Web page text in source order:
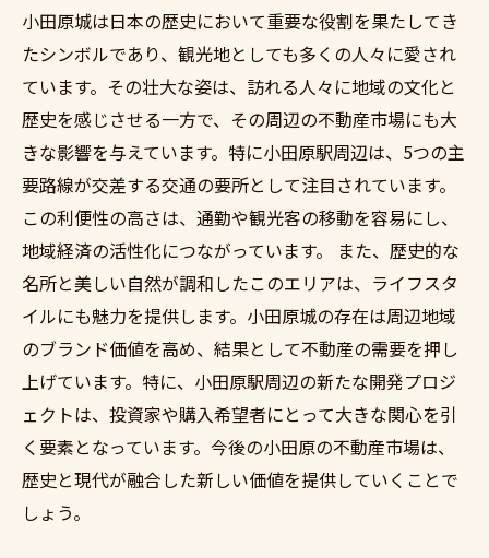
小田原城は日本の歴史において重要な役割を果たしてき
たシンボルであり、観光地としても多くの人々に愛され
ています。その壮大な姿は、訪れる人々に地域の文化と
歴史を感じさせる一方で、その周辺の不動産市場にも大
きな影響を与えています。特に小田原駅周辺は、5つの主
要路線が交差する交通の要所として注目されています。
この利便性の高さは、通勤や観光客の移動を容易にし、
地域経済の活性化につながっています。 また、歴史的な
名所と美しい自然が調和したこのエリアは、ライフスタ
イルにも魅力を提供します。小田原城の存在は周辺地域
のブランド価値を高め、結果として不動産の需要を押し
上げています。特に、小田原駅周辺の新たな開発プロジ
ェクトは、投資家や購入希望者にとって大きな関心を引
く要素となっています。今後の小田原の不動産市場は、
歴史と現代が融合した新しい価値を提供していくことで
しょう。